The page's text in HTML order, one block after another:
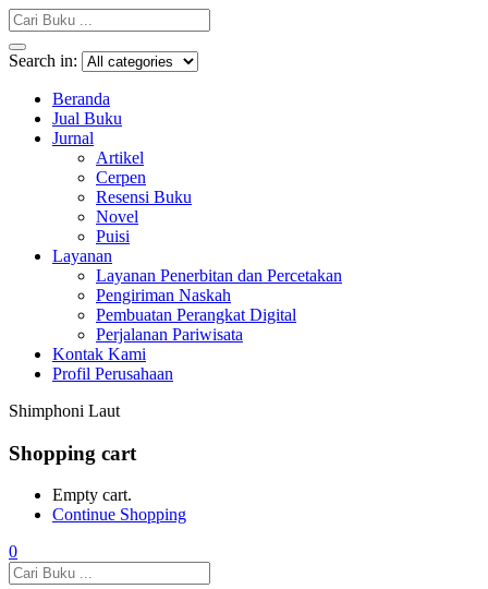
Search in:
Beranda
Jual Buku
Jurnal
Artikel
Cerpen
Resensi Buku
Novel
Puisi
Layanan
Layanan Penerbitan dan Percetakan
Pengiriman Naskah
Pembuatan Perangkat Digital
Perjalanan Pariwisata
Kontak Kami
Profil Perusahaan
Shimphoni Laut
Shopping cart
Empty cart.
Continue Shopping
0